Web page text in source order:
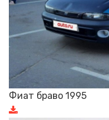
Фиат браво 1995